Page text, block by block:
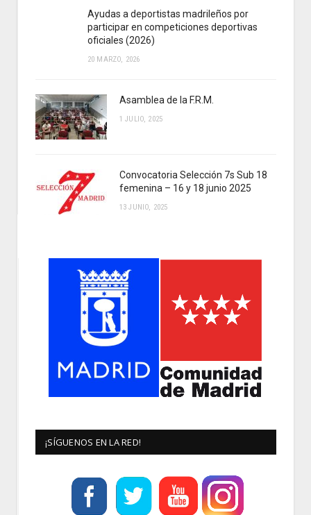
Ayudas a deportistas madrileños por
participar en competiciones deportivas
oficiales (2026)
20 MARZO, 2026
Asamblea de la F.R.M.
1 JULIO, 2025
Convocatoria Selección 7s Sub 18
femenina – 16 y 18 junio 2025
13 JUNIO, 2025
¡SÍGUENOS EN LA RED!